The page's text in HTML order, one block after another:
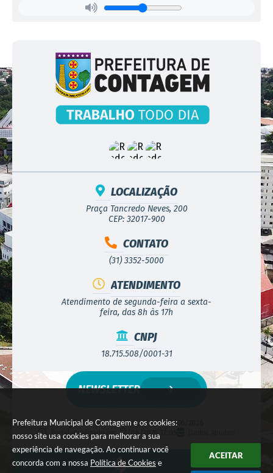
Prefeitura Municipal de Contagem e os cookies:
nosso site usa cookies para melhorar a sua
experiência de navegação. Ao continuar você
concorda com a nossa Política de Cookies e
ACEITAR
LOCALIZAÇÃO
Praça Tancredo Neves, 200
CEP: 32017-900
CONTATO
(31) 3352-5000
ATENDIMENTO
Atendimento de segunda-feira a sexta-
feira, das 8h às 17h
CNPJ
18.715.508/0001-31
Versão do Sistema:3.5.3 - 19/06/2026
Portal atualizado em:
07/08/2026 17:05
NEWSLETTER